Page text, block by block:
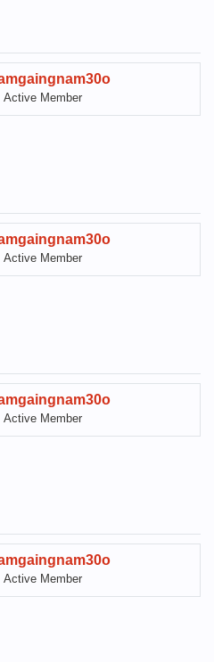
Active Member
Active Member
Active Member
Active Member